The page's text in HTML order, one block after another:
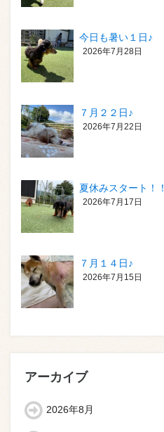
今日も暑い１日♪
2026年7月28日
７月２２日♪
2026年7月22日
夏休みスタート！！
2026年7月17日
７月１４日♪
2026年7月15日
アーカイブ
2026年8月